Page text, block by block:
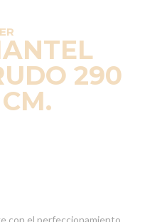
290
con el perfeccionamiento